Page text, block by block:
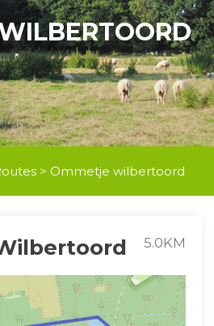
> Ommetje wilbertoord
5.0KM